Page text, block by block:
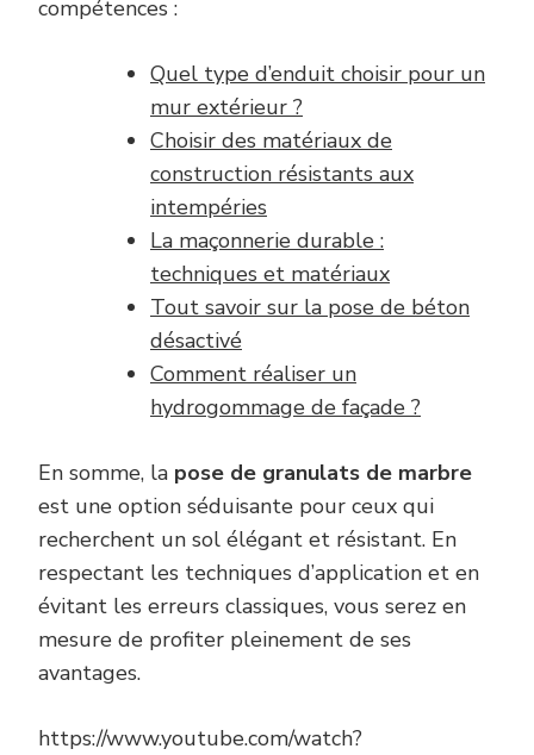
compétences :
Quel type d’enduit choisir pour un
mur extérieur ?
Choisir des matériaux de
construction résistants aux
intempéries
La maçonnerie durable :
techniques et matériaux
Tout savoir sur la pose de béton
désactivé
Comment réaliser un
hydrogommage de façade ?
En somme, la pose de granulats de marbre
est une option séduisante pour ceux qui
recherchent un sol élégant et résistant. En
respectant les techniques d’application et en
évitant les erreurs classiques, vous serez en
mesure de profiter pleinement de ses
avantages.
https://www.youtube.com/watch?